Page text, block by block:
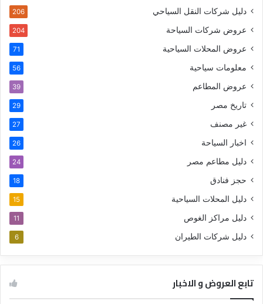
دليل شركات النقل السياحي 206
عروض شركات السياحة 204
عروض المحلات السياحية 71
معلومات سياحية 56
عروض المطاعم 39
تاريخ مصر 29
غير مصنف 27
اخبار السياحة 26
دليل مطاعم مصر 24
حجز فنادق 18
دليل المحلات السياحية 15
دليل مراكز الغوص 11
دليل شركات الطيران 6
تابع العروض و الاخبار